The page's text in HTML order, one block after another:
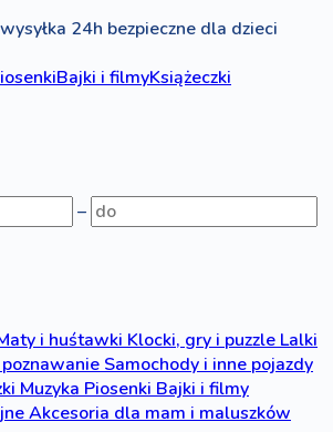
wysyłka 24h bezpieczne dla dzieci
Bajki i filmyKsiążeczki
–
i huśtawkiKlocki, gry i puzzleLalki
Samochody i inne pojazdy
MuzykaPiosenkiBajki i filmy
Akcesoria dla mam i maluszków